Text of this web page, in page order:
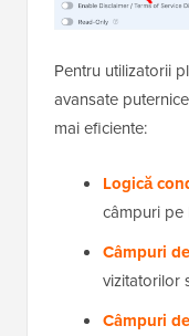
Pentru utilizatorii
avansate
mai eficiente:
Logică
câmpuri pe
Câmpuri
vizitatorilor
Câmpuri